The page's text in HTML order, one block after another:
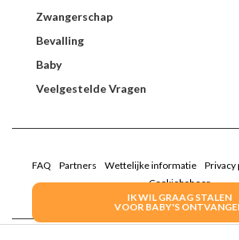
IK WIL GRAAG STALEN
VOOR BABY'S
Zwangerschap
Bevalling
Baby
Veelgestelde Vragen
FAQ Partners Wettelijke informatie Privacy
Cookiebeheer